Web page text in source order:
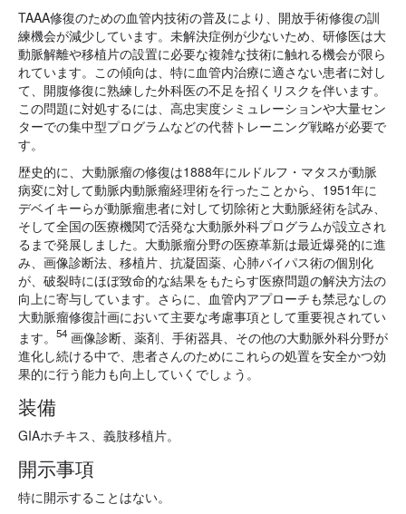
TAAA修復のための血管内技術の普及により、開放手術修復の訓
練機会が減少しています。未解決症例が少ないため、研修医は大
動脈解離や移植片の設置に必要な複雑な技術に触れる機会が限ら
れています。この傾向は、特に血管内治療に適さない患者に対し
て、開腹修復に熟練した外科医の不足を招くリスクを伴います。
この問題に対処するには、高忠実度シミュレーションや大量セン
ターでの集中型プログラムなどの代替トレーニング戦略が必要で
す。
歴史的に、大動脈瘤の修復は1888年にルドルフ・マタスが動脈
病変に対して動脈内動脈瘤経理術を行ったことから、1951年に
デベイキーらが動脈瘤患者に対して切除術と大動脈経術を試み、
そして全国の医療機関で活発な大動脈外科プログラムが設立され
るまで発展しました。大動脈瘤分野の医療革新は最近爆発的に進
み、画像診断法、移植片、抗凝固薬、心肺バイパス術の個別化
が、破裂時にほぼ致命的な結果をもたらす医療問題の解決方法の
向上に寄与しています。さらに、血管内アプローチも禁忌なしの
大動脈瘤修復計画において主要な考慮事項として重要視されてい
ます。
54 画像診断、薬剤、手術器具、その他の大動脈外科分野が
進化し続ける中で、患者さんのためにこれらの処置を安全かつ効
果的に行う能力も向上していくでしょう。
装備
GIAホチキス、義肢移植片。
開示事項
特に開示することはない。